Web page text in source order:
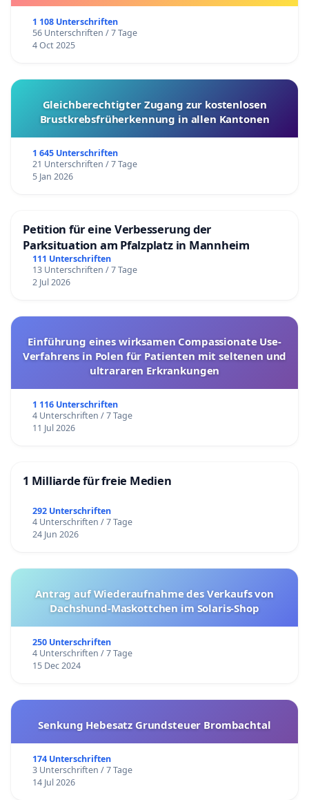
1 108 Unterschriften
56 Unterschriften / 7 Tage
4 Oct 2025
Gleichberechtigter Zugang zur kostenlosen
Brustkrebsfrüherkennung in allen Kantonen
1 645 Unterschriften
21 Unterschriften / 7 Tage
5 Jan 2026
Petition für eine Verbesserung der
Parksituation am Pfalzplatz in Mannheim
111 Unterschriften
13 Unterschriften / 7 Tage
2 Jul 2026
Einführung eines wirksamen Compassionate Use-
Verfahrens in Polen für Patienten mit seltenen und
ultrararen Erkrankungen
1 116 Unterschriften
4 Unterschriften / 7 Tage
11 Jul 2026
1 Milliarde für freie Medien
292 Unterschriften
4 Unterschriften / 7 Tage
24 Jun 2026
Antrag auf Wiederaufnahme des Verkaufs von
Dachshund-Maskottchen im Solaris-Shop
250 Unterschriften
4 Unterschriften / 7 Tage
15 Dec 2024
Senkung Hebesatz Grundsteuer Brombachtal
174 Unterschriften
3 Unterschriften / 7 Tage
14 Jul 2026